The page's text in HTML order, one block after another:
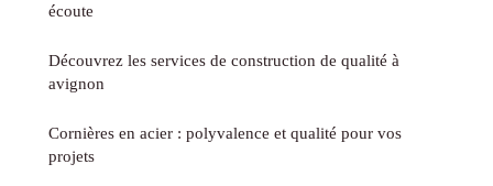
écoute
Découvrez les services de construction de qualité à
avignon
Cornières en acier : polyvalence et qualité pour vos
projets